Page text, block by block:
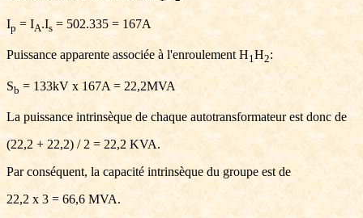
Ip = IA.Is = 502.335 = 167A
Puissance apparente associée à l'enroulement H1H2:
Sb = 133kV x 167A = 22,2MVA
La puissance intrinsèque de chaque autotransformateur est donc de
(22,2 + 22,2) / 2 = 22,2 KVA.
Par conséquent, la capacité intrinsèque du groupe est de
22,2 x 3 = 66,6 MVA.